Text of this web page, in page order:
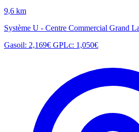
9,6 km
Système U - Centre Commercial Grand
Gasoil: 2,169€ GPLc: 1,050€